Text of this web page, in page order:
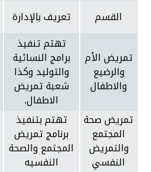
القسم
تعريف بالإدارة
تمريض الأم
والرضيع
والاطفال
تهتم تنفيذ
برامج النسائية
والتوليد وكذا
شعبة تمريض
الاطفال.
تمريض صحة
المجتمع
والتمريض
النفسي
تهتم بتنفيذ
برنامج تمريض
المجتمع والصحة
النفسيه